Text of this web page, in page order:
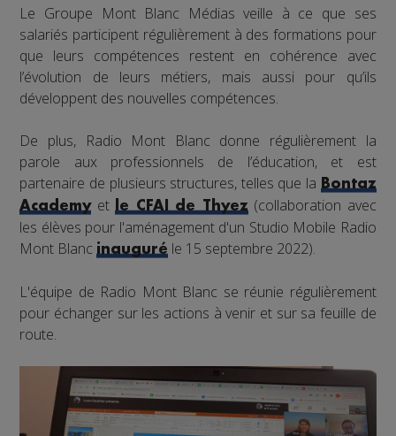
Le Groupe Mont Blanc Médias veille à ce que ses
salariés participent régulièrement à des formations pour
que leurs compétences restent en cohérence avec
l’évolution de leurs métiers, mais aussi pour qu’ils
développent des nouvelles compétences.
De plus, Radio Mont Blanc donne régulièrement la
parole aux professionnels de l’éducation, et est
partenaire de plusieurs structures, telles que la
Bontaz
Academyet le CFAI de Thyez(collaboration avec
les élèves pour l'aménagement d'un Studio Mobile Radio
Mont Blancinauguré le 15 septembre 2022).
L'équipe de Radio Mont Blanc se réunie régulièrement
pour échanger sur les actions à venir et sur sa feuille de
route.